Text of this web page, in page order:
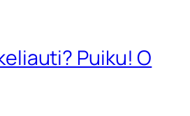
Puiku! O